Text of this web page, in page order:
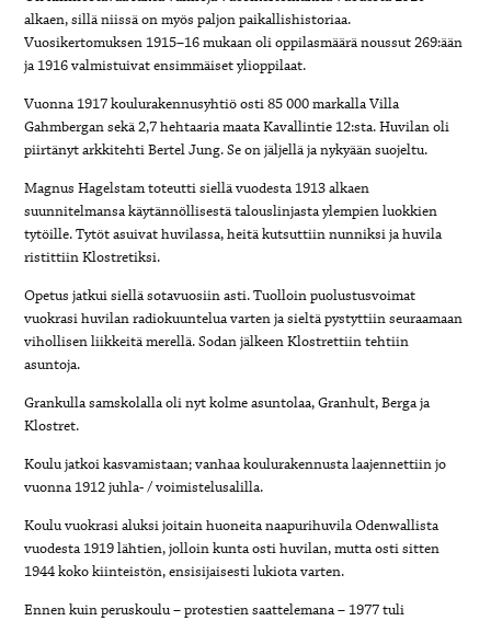
alkaen, sillä niissä on myös paljon paikallishistoriaa.
Vuosikertomuksen 1915–16 mukaan oli oppilasmäärä noussut 269:ään
ja 1916 valmistuivat ensimmäiset ylioppilaat.
Vuonna 1917 koulurakennusyhtiö osti 85 000 markalla Villa
Gahmbergan sekä 2,7 hehtaaria maata Kavallintie 12:sta. Huvilan oli
piirtänyt arkkitehti Bertel Jung. Se on jäljellä ja nykyään suojeltu.
Magnus Hagelstam toteutti siellä vuodesta 1913 alkaen
suunnitelmansa käytännöllisestä talouslinjasta ylempien luokkien
tytöille. Tytöt asuivat huvilassa, heitä kutsuttiin nunniksi ja huvila
ristittiin Klostretiksi.
Opetus jatkui siellä sotavuosiin asti. Tuolloin puolustusvoimat
vuokrasi huvilan radiokuuntelua varten ja sieltä pystyttiin seuraamaan
vihollisen liikkeitä merellä. Sodan jälkeen Klostrettiin tehtiin
asuntoja.
Grankulla samskolalla oli nyt kolme asuntolaa, Granhult, Berga ja
Klostret.
Koulu jatkoi kasvamistaan; vanhaa koulurakennusta laajennettiin jo
vuonna 1912 juhla- / voimistelusalilla.
Koulu vuokrasi aluksi joitain huoneita naapurihuvila Odenwallista
vuodesta 1919 lähtien, jolloin kunta osti huvilan, mutta osti sitten
1944 koko kiinteistön, ensisijaisesti lukiota varten.
Ennen kuin peruskoulu – protestien saattelemana – 1977 tuli